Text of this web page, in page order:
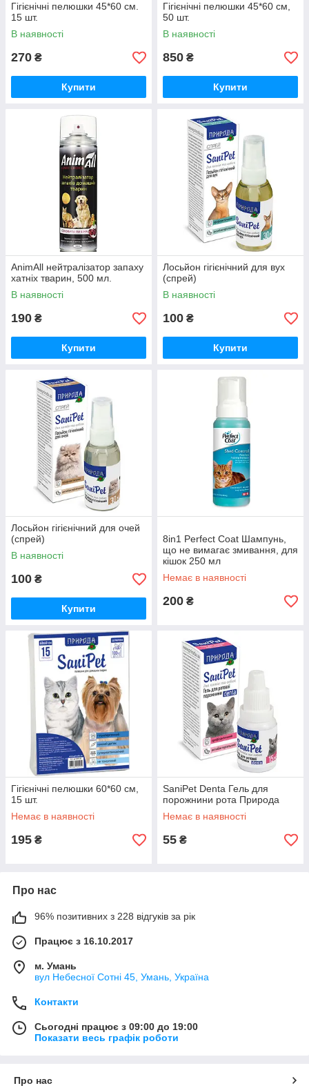
Гігієнічні пелюшки 45*60 см.
15 шт.
В наявності
270 ₴
Купити
Гігієнічні пелюшки 45*60 см,
50 шт.
В наявності
850 ₴
Купити
AnimAll нейтралізатор запаху
хатніх тварин, 500 мл.
В наявності
190 ₴
Купити
Лосьйон гігієнічний для вух
(спрей)
В наявності
100 ₴
Купити
Лосьйон гігієнічний для очей
(спрей)
В наявності
100 ₴
Купити
8in1 Perfect Coat Шампунь,
що не вимагає змивання, для
кішок 250 мл
Немає в наявності
200 ₴
Гігієнічні пелюшки 60*60 см,
15 шт.
Немає в наявності
195 ₴
SaniPet Denta Гель для
порожнини рота Природа
Немає в наявності
55 ₴
Про нас
96% позитивних з 228 відгуків за рік
Працює з 16.10.2017
м. Умань
вул Небесної Сотні 45, Умань, Україна
Контакти
Сьогодні працює з 09:00 до 19:00
Показати весь графік роботи
Про нас